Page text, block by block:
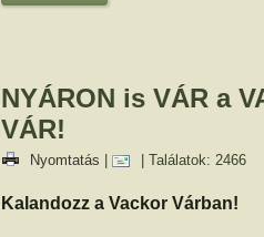
NYÁRON is VÁR a
VÁR!
Nyomtatás | Találatok: 2466
Kalandozz a Vackor Várban!